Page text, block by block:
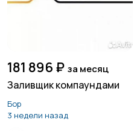
181 896 ₽ за месяц
Заливщик компаундами
Бор
3 недели назад